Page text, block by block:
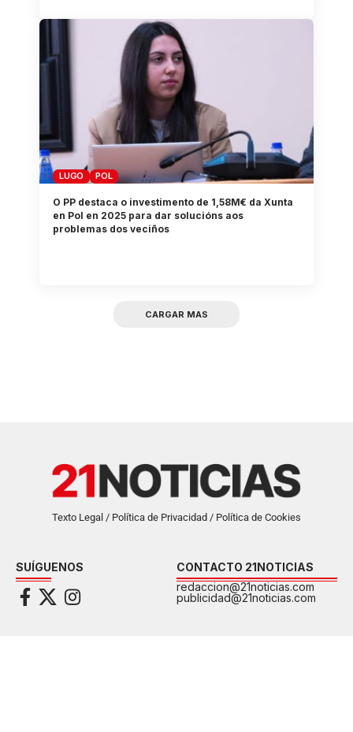
LUGO POL
O PP destaca o investimento de 1,58M€ da Xunta
en Pol en 2025 para dar solucións aos
problemas dos veciños
CARGAR MAS
Texto Legal / Política de Privacidad / Política de Cookies
SUÍGUENOS
CONTACTO 21NOTICIAS
redaccion@21noticias.com
publicidad@21noticias.com